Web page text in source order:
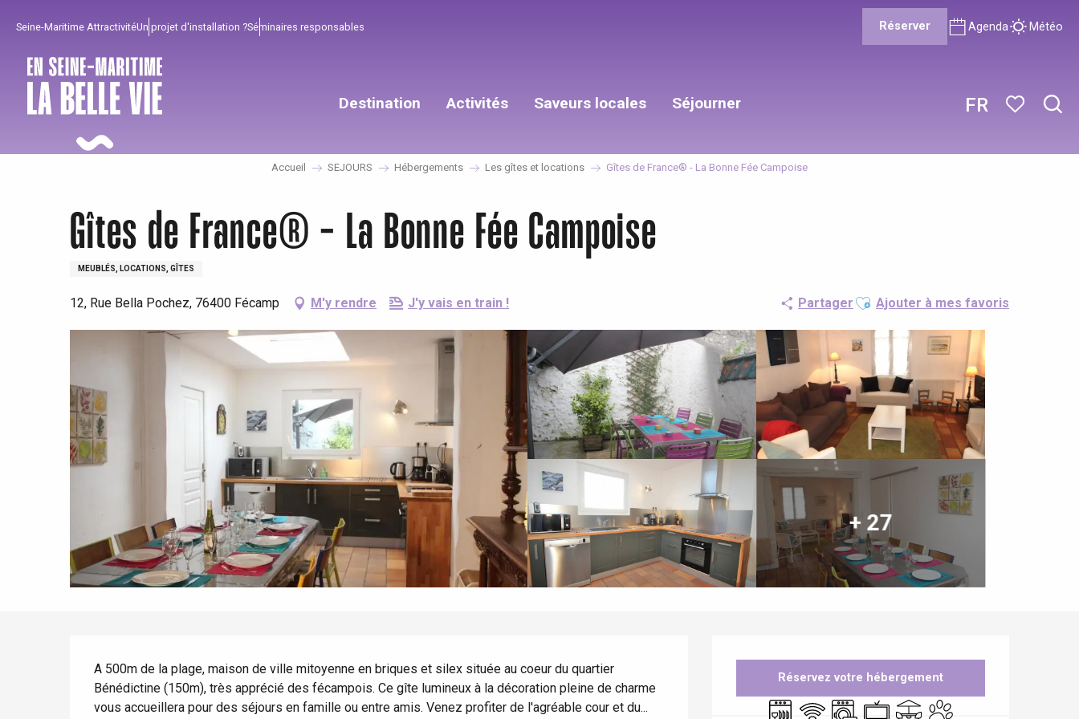
principal
FR
Seine-Maritime AttractivitéUn projet d'installation ?Séminaires responsables Réserver Agenda Météo
Destination Activités
Tout l'agenda
Quand il pleut
Avec les enfants
Saveurs locales
Incontournables
Lieux branchés
Restaurants avec vue
Séjourner
Bien de chez nous !
Séjours en bord de
mer
Séjours en train
Séjours à vélo
Accueil SEJOURS Hébergements Les gîtes et locations Gîtes de France® - La Bonne Fée Campoise
Gîtes de France® - La Bonne Fée Campoise
MEUBLÉS, LOCATIONS, GÎTES
12, Rue Bella Pochez, 76400 Fécamp M'y rendre J'y vais en train ! Partager Ajouter aux favoris
Ajouter à mes favoris
+ 27
Ouverture et coordonnées
Réservez votre hébergement
Lave vaisselle
WiFi Lave lingeTélévisionTerrasseAnimaux acceptés
A 500m de la plage, maison de ville mitoyenne en briques et silex située au coeur du quartier
Bénédictine (150m), très apprécié des fécampois. Ce gîte lumineux à la décoration pleine de charme
vous accueillera pour des séjours en famille ou entre amis. Venez profiter de l'agréable cour et du...